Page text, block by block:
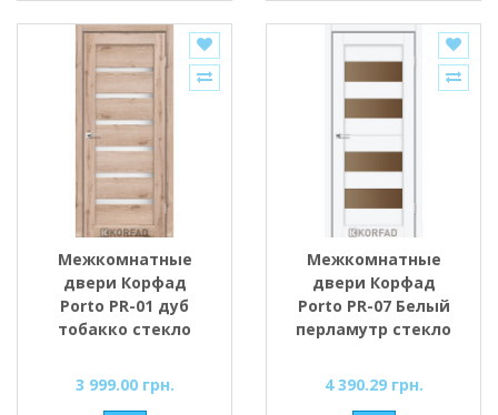
Межкомнатные
двери Корфад
Porto PR-01 дуб
тобакко стекло
3 999.00 грн.
Межкомнатные
двери Корфад
Porto PR-07 Белый
перламутр стекло
4 390.29 грн.